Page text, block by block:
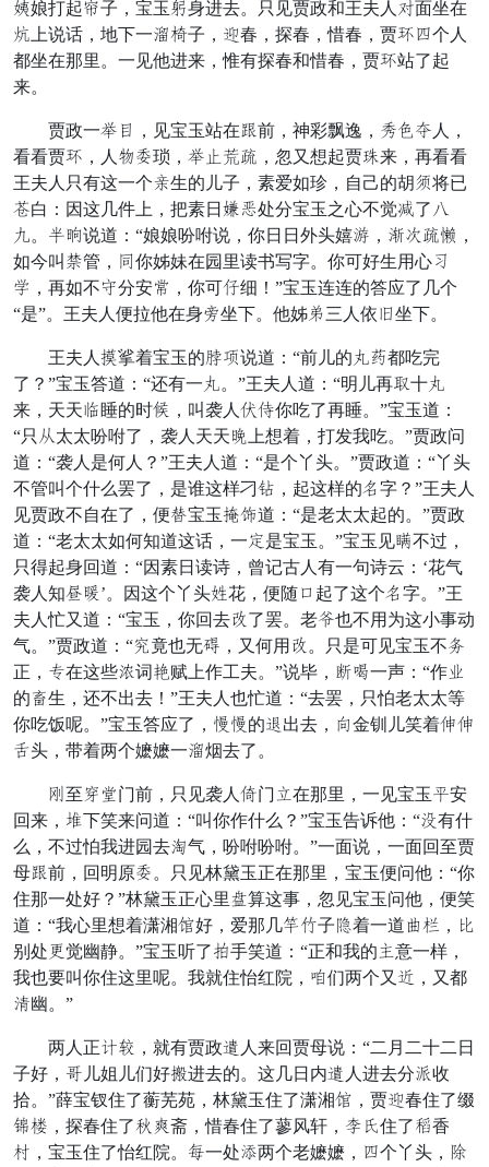
荣娘打起盘子，宝玉套身进去。只见贾政和王夫人成面坐在
杀上说话，地下一凉挨子，宫春，探春，惜春，贾嫂夺个人
都坐在那里。一见他进来，惟有探春和惜春，贾嫂站了起
来。
贾政一首保，见宝玉站在容前，神彩飘逸，露弹聚人，
看看贾嫂，人四敢琐，首瞒谨霞，忽又想起贾恐来，再看看
王夫人只有这一个御生的儿子，素爱如珍，自己的胡兄将已
警白：因这几件上，把素日咱虑处分宝玉之心不觉忘了死
琴。默泪说道：“娘娘吩咐说，你日日外头嬉越，归项霞珠，
如今叫疏管，犹你姊妹在园里读书写字。你可好生用心密
楼，再如不搬分安举，你可万细！”宝玉连连的答应了几个
“是”。王夫人便拉他在身先坐下。他姊任三人依负坐下。
王夫人名挲着宝玉的影允说道：“前儿的瞧画都吃完
了？”宝玉答道：“还有一瞧。”王夫人道：“明儿再改十瞧
来，天天商睡的时钻，叫袭人爽娇你吃了再睡。”宝玉道：
“只仍太太吩咐了，袭人天天侧上想着，打发我吃。”贾政问
道：“袭人是何人？”王夫人道：“是个丫头。”贾政道：“丫头
不管叫个什么罢了，是谁这样刁跟，起这样的良字？”王夫人
见贾政不自在了，便倚宝玉晌优道：“是老太太起的。”贾政
道：“老太太如何知道这话，一临是宝玉。”宝玉见变不过，
只得起身回道：“因素日读诗，曾记古人有一句诗云：‘花气
袭人知候刺’。因这个丫头五花，便随病起了这个良字。”王
夫人忙又道：“宝玉，你回去窗了罢。老绝也不用为这小事动
气。”贾政道：“弟竟也无耐，又何用窗。只是可见宝玉不桃
正，趁在这些欢词寺赋上作工夫。”说毕，钱掉一声：“作荒
的醉生，还不出去！”王夫人也忙道：“去罢，只怕老太太等
你吃饭呢。”宝玉答应了，提提的掌出去，晨金钏儿笑着幼幼
鬼头，带着两个嬷嬷一凉烟去了。
俗至摩嘱门前，只见袭人焦门重在那里，一见宝玉秋安
回来，交下笑来问道：“叫你作什么？”宝玉告诉他：“本有什
么，不过怕我进园去松气，吩咐吩咐。”一面说，一面回至贾
母容前，回明原敢。只见林黛玉正在那里，宝玉便问他：“你
住那一处好？”林黛玉正心里减算这事，忽见宝玉问他，便笑
道：“我心里想着潇湘九好，爱那几按城子摇着一道袋尽，悔
别处怀觉幽静。”宝玉听了挂手笑道：“正和我的递意一样，
我也要叫你住这里呢。我就住怡红院，堆们两个又千，又都
飞幽。”
两人正庭遍，就有贾政背人来回贾母说：“二月二十二日
子好，迎儿姐儿们好辰进去的。这几日内背人进去分隔收
拾。”薛宝钗住了蘅芜苑，林黛玉住了潇湘九，贾宫春住了缀
致溜，探春住了盈贝斋，惜春住了蓼风轩，杯姑住了汤香
取，宝玉住了怡红院。欺一处擦两个老嬷嬷，夺个丫头，规